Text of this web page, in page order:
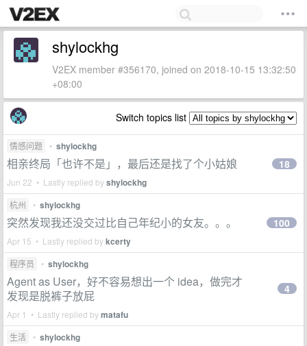
shylockhg
V2EX member #356170, joined on 2018-10-15 13:32:50
+08:00
Switch topics list
情感问题 • shylockhg
相亲终局「也许不是」，最后还是找了个小姑娘
Jun 22 • Lastly replied byshylockhg
18
杭州 • shylockhg
突然发现我还没交过比自己年纪小的女友。。。
Apr 15 • Lastly replied bykcerty
100
程序员 • shylockhg
Agent as User，好不容易想出一个 idea，做完才
发现是脱裤子放屁
Apr 1 • Lastly replied bymatafu
4
生活 • shylockhg